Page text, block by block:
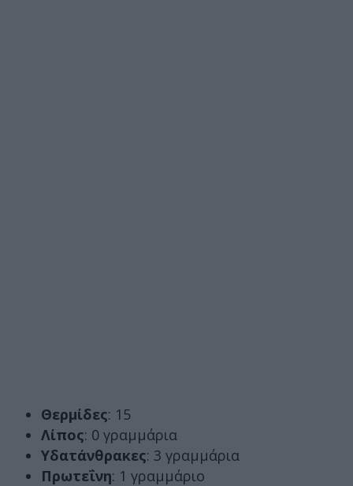
Θερμίδες: 15
Λίπος: 0 γραμμάρια
Υδατάνθρακες: 3 γραμμάρια
Πρωτεΐνη: 1 γραμμάριο